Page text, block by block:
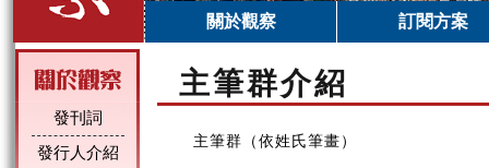
關於觀察 訂閱方案
發刊詞
發行人介紹
主筆群介紹
主筆群（依姓氏筆畫）